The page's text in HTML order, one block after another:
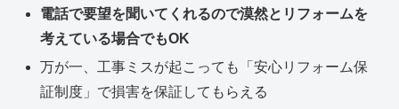
電話で要望を聞いてくれるので漠然とリフォームを
考えている場合でもOK
万が一、工事ミスが起こっても「安心リフォーム保
証制度」で損害を保証してもらえる